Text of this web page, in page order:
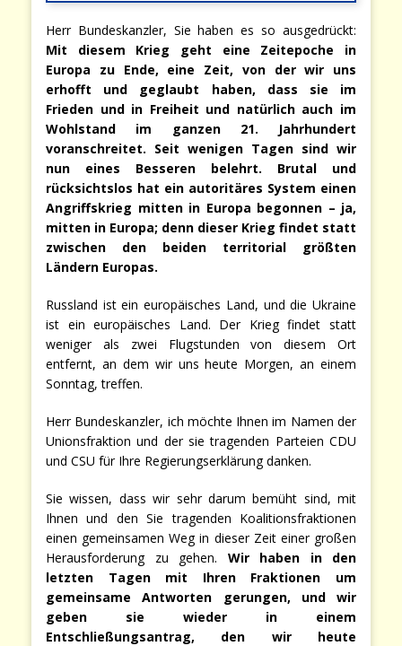
Herr Bundeskanzler, Sie haben es so ausgedrückt:
Mit diesem Krieg geht eine Zeitepoche in
Europa zu Ende, eine Zeit, von der wir uns
erhofft und geglaubt haben, dass sie im
Frieden und in Freiheit und natürlich auch im
Wohlstand im ganzen 21. Jahrhundert
voranschreitet. Seit wenigen Tagen sind wir
nun eines Besseren belehrt. Brutal und
rücksichtslos hat ein autoritäres System einen
Angriffskrieg mitten in Europa begonnen – ja,
mitten in Europa; denn dieser Krieg findet statt
zwischen den beiden territorial größten
Ländern Europas.
Russland ist ein europäisches Land, und die Ukraine
ist ein europäisches Land. Der Krieg findet statt
weniger als zwei Flugstunden von diesem Ort
entfernt, an dem wir uns heute Morgen, an einem
Sonntag, treffen.
Herr Bundeskanzler, ich möchte Ihnen im Namen der
Unionsfraktion und der sie tragenden Parteien CDU
und CSU für Ihre Regierungserklärung danken.
Sie wissen, dass wir sehr darum bemüht sind, mit
Ihnen und den Sie tragenden Koalitionsfraktionen
einen gemeinsamen Weg in dieser Zeit einer großen
Herausforderung zu gehen. Wir haben in den
letzten Tagen mit Ihren Fraktionen um
gemeinsame Antworten gerungen, und wir
geben sie wieder in einem
Entschließungsantrag, den wir heute